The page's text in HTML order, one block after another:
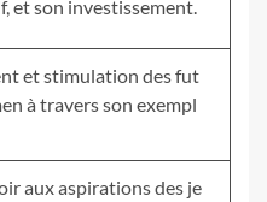
et son investissement.
et stimulation des fut
à travers son exempl
aux aspirations des je